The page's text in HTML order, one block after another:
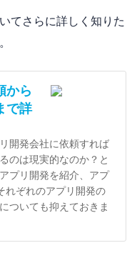
てさらに詳しく知りた
から
で詳
開発会社に依頼すれば
のは現実的なのか？と
プリ開発を紹介、アプ
れぞれのアプリ開発の
ついても抑えておきま